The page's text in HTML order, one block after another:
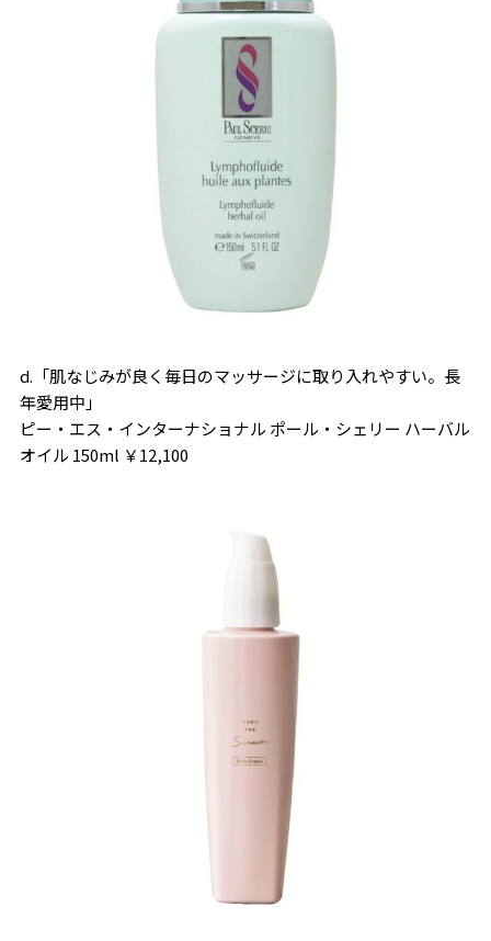
d.「肌なじみが良く毎日のマッサージに取り入れやすい。長
年愛用中」
ピー・エス・インターナショナル ポール・シェリー ハーバル
オイル 150ml ￥12,100